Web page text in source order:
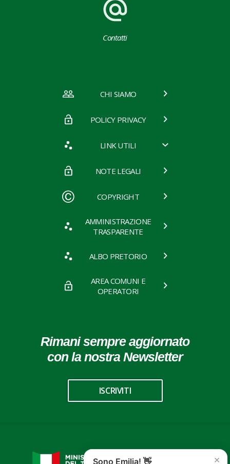
Contatti
CHI SIAMO
POLICY PRIVACY
LINK UTILI
NOTE LEGALI
COPYRIGHT
AMMINISTRAZIONE
TRASPARENTE
ALBO PRETORIO
AREA COMUNI E
OPERATORI
Rimani sempre aggiornato
con la nostra Newsletter
ISCRIVITI
×
Sono Emilia! 👋